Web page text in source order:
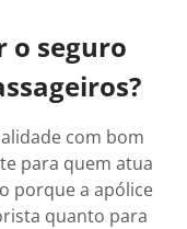
o seguro
com bom
para quem atua
porque a apólice
quanto para